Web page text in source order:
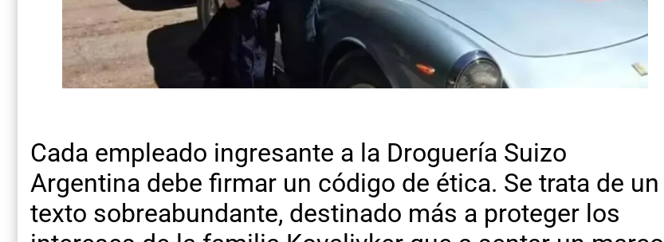
Cada empleado ingresante a la Droguería Suizo
Argentina debe firmar un código de ética. Se trata de un
texto sobreabundante, destinado más a proteger los